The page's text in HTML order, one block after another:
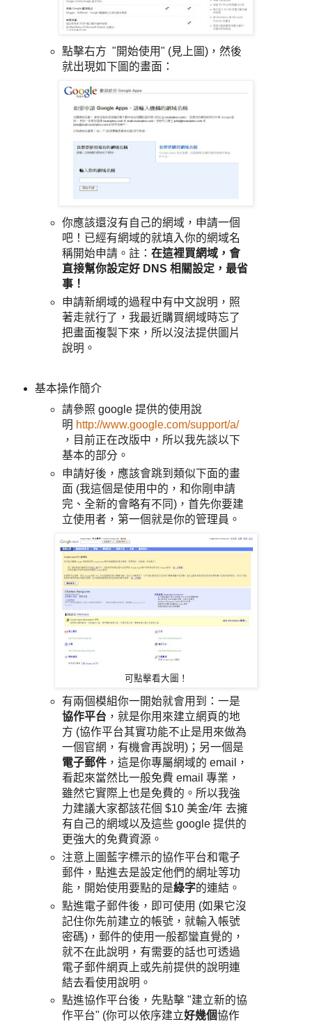
點擊右方 "開始使用" (見上圖)，然後
就出現如下圖的畫面：
你應該還沒有自己的網域，申請一個
吧！已經有網域的就填入你的網域名
稱開始申請。註：在這裡買網域，會
直接幫你設定好 DNS 相關設定，最省
事！
申請新網域的過程中有中文說明，照
著走就行了，我最近購買網域時忘了
把畫面複製下來，所以沒法提供圖片
說明。
基本操作簡介
請參照 google 提供的使用說
明 http://www.google.com/support/a/
，目前正在改版中，所以我先談以下
基本的部分。
申請好後，應該會跳到類似下面的畫
面 (我這個是使用中的，和你剛申請
完、全新的會略有不同)，首先你要建
立使用者，第一個就是你的管理員。
可點擊看大圖！
有兩個模組你一開始就會用到：一是
協作平台 ，就是你用來建立網頁的地
方 (協作平台其實功能不止是用來做為
一個官網，有機會再說明)；另一個是
電子郵件 ，這是你專屬網域的 email，
看起來當然比一般免費 email 專業，
雖然它實際上也是免費的。所以我強
力建議大家都該花個 $10 美金/年 去擁
有自己的網域以及這些 google 提供的
更強大的免費資源。
注意上圖藍字標示的協作平台和電子
郵件，點進去是設定他們的網址等功
能，開始使用要點的是綠字的連結。
點進電子郵件後，即可使用 (如果它沒
記住你先前建立的帳號，就輸入帳號
密碼)，郵件的使用一般都蠻直覺的，
就不在此說明，有需要的話也可透過
電子郵件網頁上或先前提供的說明連
結去看使用說明。
點進協作平台後，先點擊 "建立新的協
作平台" (你可以依序建立好幾個協作